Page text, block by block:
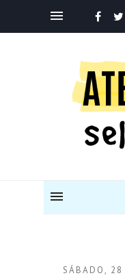
SÁBADO,